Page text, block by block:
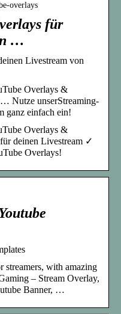
overlays
für
…
Livestream von
Overlays &
Nutze unserStreaming-
ganz einfach ein!
Overlays &
deinen Livestream ✓
Overlays!
with amazing
– Stream Overlay,
Banner, …